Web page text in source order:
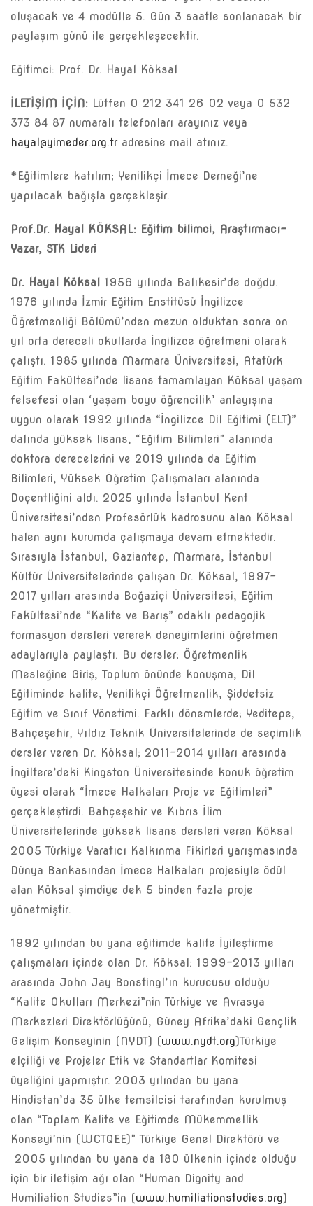
oluşacak ve 4 modülle 5. Gün 3 saatle sonlanacak bir
paylaşım günü ile gerçekleşecektir.
Eğitimci: Prof. Dr. Hayal Köksal
İLETİŞİM İÇİN: Lütfen 0 212 341 26 02 veya 0 532
373 84 87 numaralı telefonları arayınız veya
hayal@yimeder.org.tradresine mail atınız.
*Eğitimlere katılım; Yenilikçi İmece Derneği’ne
yapılacak bağışla gerçekleşir.
Prof.Dr. Hayal KÖKSAL: Eğitim bilimci, Araştırmacı-
Yazar, STK Lideri
Dr. Hayal Köksal 1956 yılında Balıkesir’de doğdu.
1976 yılında İzmir Eğitim Enstitüsü İngilizce
Öğretmenliği Bölümü’nden mezun olduktan sonra on
yıl orta dereceli okullarda İngilizce öğretmeni olarak
çalıştı. 1985 yılında Marmara Üniversitesi, Atatürk
Eğitim Fakültesi’nde lisans tamamlayan Köksal yaşam
felsefesi olan ‘yaşam boyu öğrencilik’ anlayışına
uygun olarak 1992 yılında “İngilizce Dil Eğitimi (ELT)”
dalında yüksek lisans, “Eğitim Bilimleri” alanında
doktora derecelerini ve 2019 yılında da Eğitim
Bilimleri, Yüksek Öğretim Çalışmaları alanında
Doçentliğini aldı. 2025 yılında İstanbul Kent
Üniversitesi’nden Profesörlük kadrosunu alan Köksal
halen aynı kurumda çalışmaya devam etmektedir.
Sırasıyla İstanbul, Gaziantep, Marmara, İstanbul
Kültür Üniversitelerinde çalışan Dr. Köksal, 1997-
2017 yılları arasında Boğaziçi Üniversitesi, Eğitim
Fakültesi’nde “Kalite ve Barış” odaklı pedagojik
formasyon dersleri vererek deneyimlerini öğretmen
adaylarıyla paylaştı. Bu dersler; Öğretmenlik
Mesleğine Giriş, Toplum önünde konuşma, Dil
Eğitiminde kalite, Yenilikçi Öğretmenlik, Şiddetsiz
Eğitim ve Sınıf Yönetimi. Farklı dönemlerde; Yeditepe,
Bahçeşehir, Yıldız Teknik Üniversitelerinde de seçimlik
dersler veren Dr. Köksal; 2011-2014 yılları arasında
İngiltere’deki Kingston Üniversitesinde konuk öğretim
üyesi olarak “İmece Halkaları Proje ve Eğitimleri”
gerçekleştirdi. Bahçeşehir ve Kıbrıs İlim
Üniversitelerinde yüksek lisans dersleri veren Köksal
2005 Türkiye Yaratıcı Kalkınma Fikirleri yarışmasında
Dünya Bankasından İmece Halkaları projesiyle ödül
alan Köksal şimdiye dek 5 binden fazla proje
yönetmiştir.
1992 yılından bu yana eğitimde kalite İyileştirme
çalışmaları içinde olan Dr. Köksal: 1999-2013 yılları
arasında John Jay Bonstingl’ın kurucusu olduğu
“Kalite Okulları Merkezi”nin Türkiye ve Avrasya
Merkezleri Direktörlüğünü, Güney Afrika’daki Gençlik
Gelişim Konseyinin (NYDT) (www.nydt.org)Türkiye
elçiliği ve Projeler Etik ve Standartlar Komitesi
üyeliğini yapmıştır. 2003 yılından bu yana
Hindistan’da 35 ülke temsilcisi tarafından kurulmuş
olan “Toplam Kalite ve Eğitimde Mükemmellik
Konseyi’nin (WCTQEE)” Türkiye Genel Direktörü ve
2005 yılından bu yana da 180 ülkenin içinde olduğu
için bir iletişim ağı olan “Human Dignity and
Humiliation Studies”in (www.humiliationstudies.org)